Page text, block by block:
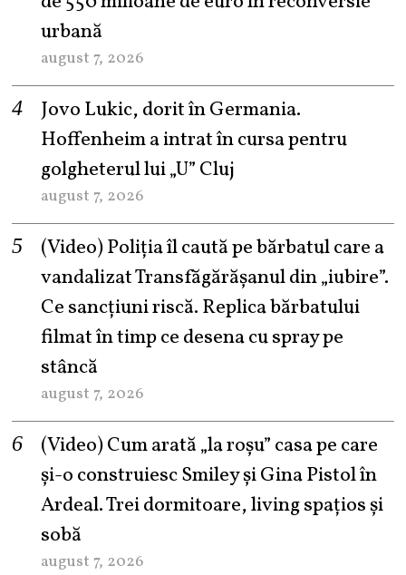
urbană
august 7, 2026
Jovo Lukic, dorit în Germania.
Hoffenheim a intrat în cursa pentru
golgheterul lui „U” Cluj
august 7, 2026
(Video) Poliția îl caută pe bărbatul care a
vandalizat Transfăgărășanul din „iubire”.
Ce sancțiuni riscă. Replica bărbatului
filmat în timp ce desena cu spray pe
stâncă
august 7, 2026
(Video) Cum arată „la roşu” casa pe care
şi-o construiesc Smiley şi Gina Pistol în
Ardeal. Trei dormitoare, living spațios și
sobă
august 7, 2026